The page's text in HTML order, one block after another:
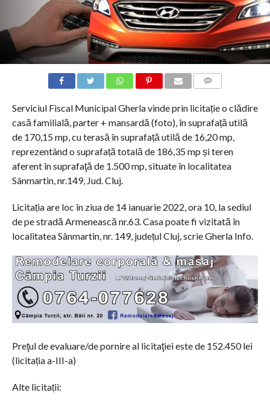
Serviciul Fiscal Municipal Gherla vinde prin licitație o clădire
casă familială, parter + mansardă (foto), în suprafață utilă
de 170,15 mp, cu terasă în suprafață utilă de 16,20 mp,
reprezentând o suprafață totală de 186,35 mp și teren
aferent în suprafaţă de 1.500 mp, situate în localitatea
Sânmartin, nr.149, Jud. Cluj.
Licitația are loc în ziua de 14 ianuarie 2022, ora 10, la sediul
de pe stradă Armenească nr.63. Casa poate fi vizitată în
localitatea Sânmartin, nr. 149, județul Cluj, scrie Gherla Info.
Preţul de evaluare/de pornire al licitaţiei este de 152.450 lei
(licitația a-III-a)
Alte licitații: